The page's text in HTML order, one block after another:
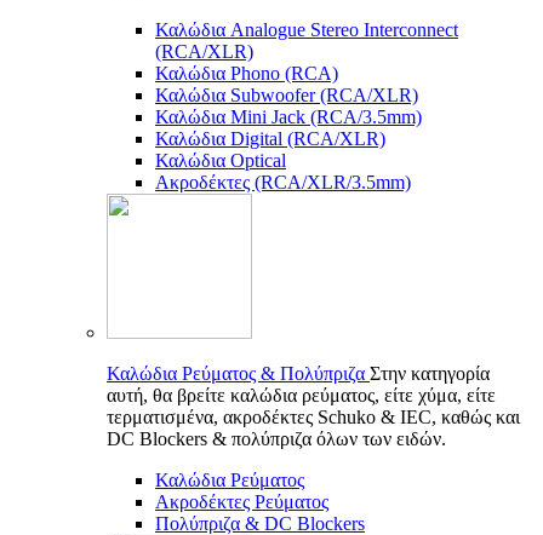
Καλώδια Analogue Stereo Interconnect
(RCA/XLR)
Καλώδια Phono (RCA)
Καλώδια Subwoofer (RCA/XLR)
Καλώδια Mini Jack (RCA/3.5mm)
Καλώδια Digital (RCA/XLR)
Καλώδια Optical
Ακροδέκτες (RCA/XLR/3.5mm)
Καλώδια Ρεύματος & Πολύπριζα Στην κατηγορία
αυτή, θα βρείτε καλώδια ρεύματος, είτε χύμα, είτε
τερματισμένα, ακροδέκτες Schuko & IEC, καθώς και
DC Blockers & πολύπριζα όλων των ειδών.
Καλώδια Ρεύματος
Ακροδέκτες Ρεύματος
Πολύπριζα & DC Blockers